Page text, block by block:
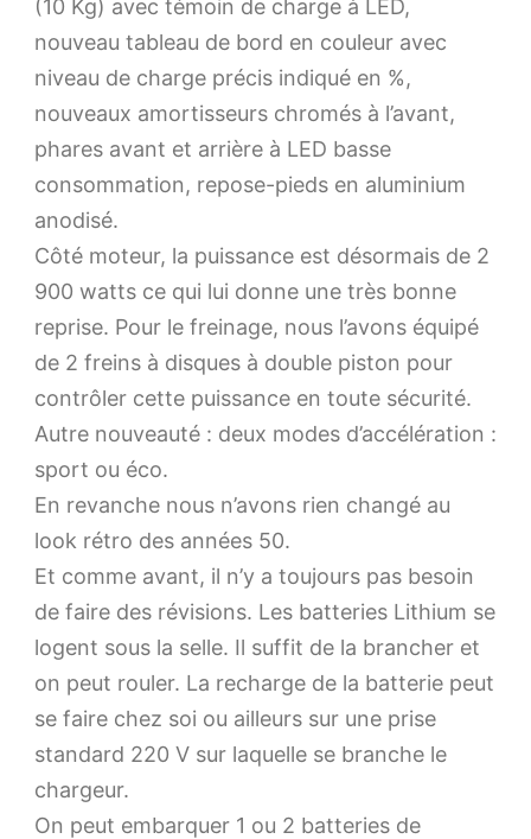
(10 Kg) avec témoin de charge à LED,
nouveau tableau de bord en couleur avec
niveau de charge précis indiqué en %,
nouveaux amortisseurs chromés à l’avant,
phares avant et arrière à LED basse
consommation, repose-pieds en aluminium
anodisé.
Côté moteur, la puissance est désormais de 2
900 watts ce qui lui donne une très bonne
reprise. Pour le freinage, nous l’avons équipé
de 2 freins à disques à double piston pour
contrôler cette puissance en toute sécurité.
Autre nouveauté : deux modes d’accélération :
sport ou éco.
En revanche nous n’avons rien changé au
look rétro des années 50.
Et comme avant, il n’y a toujours pas besoin
de faire des révisions. Les batteries Lithium se
logent sous la selle. Il suffit de la brancher et
on peut rouler. La recharge de la batterie peut
se faire chez soi ou ailleurs sur une prise
standard 220 V sur laquelle se branche le
chargeur.
On peut embarquer 1 ou 2 batteries de